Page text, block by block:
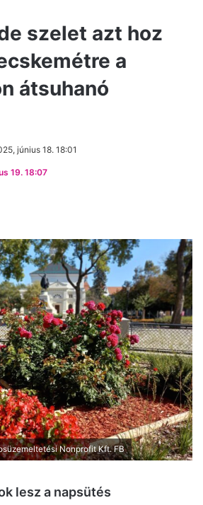
szelet azt hoz
a
átsuhanó
június 18. 18:01
19. 18:07
Nonprofit Kft. FB
lesz a napsütés